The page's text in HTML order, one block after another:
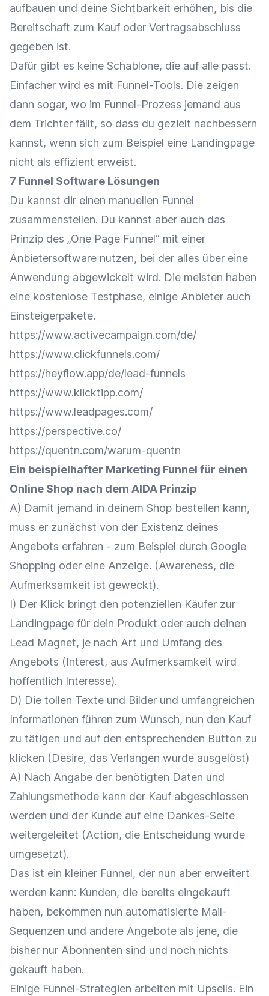
aufbauen und deine Sichtbarkeit erhöhen, bis die
Bereitschaft zum Kauf oder Vertragsabschluss
gegeben ist.
Dafür gibt es keine Schablone, die auf alle passt.
Einfacher wird es mit Funnel-Tools. Die zeigen
dann sogar, wo im Funnel-Prozess jemand aus
dem Trichter fällt, so dass du gezielt nachbessern
kannst, wenn sich zum Beispiel eine Landingpage
nicht als effizient erweist.
7 Funnel Software Lösungen
Du kannst dir einen manuellen Funnel
zusammenstellen. Du kannst aber auch das
Prinzip des „One Page Funnel“ mit einer
Anbietersoftware nutzen, bei der alles über eine
Anwendung abgewickelt wird. Die meisten haben
eine kostenlose Testphase, einige Anbieter auch
Einsteigerpakete.
https://www.activecampaign.com/de/
https://www.clickfunnels.com/
https://heyflow.app/de/lead-funnels
https://www.klicktipp.com/
https://www.leadpages.com/
https://perspective.co/
https://quentn.com/warum-quentn
Ein beispielhafter Marketing Funnel für einen
Online Shop nach dem AIDA Prinzip
A) Damit jemand in deinem Shop bestellen kann,
muss er zunächst von der Existenz deines
Angebots erfahren - zum Beispiel durch Google
Shopping oder eine Anzeige. (Awareness, die
Aufmerksamkeit ist geweckt).
I) Der Klick bringt den potenziellen Käufer zur
Landingpage für dein Produkt oder auch deinen
Lead Magnet, je nach Art und Umfang des
Angebots (Interest, aus Aufmerksamkeit wird
hoffentlich Interesse).
D) Die tollen Texte und Bilder und umfangreichen
Informationen führen zum Wunsch, nun den Kauf
zu tätigen und auf den entsprechenden Button zu
klicken (Desire, das Verlangen wurde ausgelöst)
A) Nach Angabe der benötigten Daten und
Zahlungsmethode kann der Kauf abgeschlossen
werden und der Kunde auf eine Dankes-Seite
weitergeleitet (Action, die Entscheidung wurde
umgesetzt).
Das ist ein kleiner Funnel, der nun aber erweitert
werden kann: Kunden, die bereits eingekauft
haben, bekommen nun automatisierte Mail-
Sequenzen und andere Angebote als jene, die
bisher nur Abonnenten sind und noch nichts
gekauft haben.
Einige Funnel-Strategien arbeiten mit Upsells. Ein